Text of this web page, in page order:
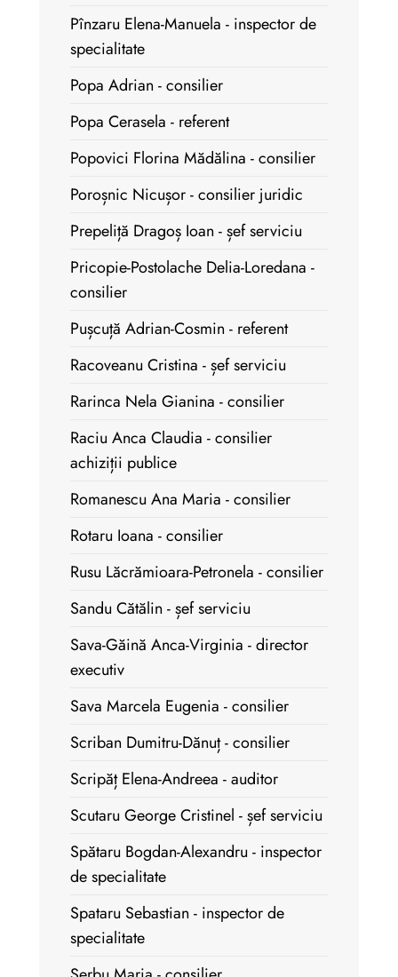
Pînzaru Elena-Manuela - inspector de
specialitate
Popa Adrian - consilier
Popa Cerasela - referent
Popovici Florina Mădălina - consilier
Poroșnic Nicușor - consilier juridic
Prepeliță Dragoș Ioan - șef serviciu
Pricopie-Postolache Delia-Loredana -
consilier
Pușcuță Adrian-Cosmin - referent
Racoveanu Cristina - șef serviciu
Rarinca Nela Gianina - consilier
Raciu Anca Claudia - consilier
achiziții publice
Romanescu Ana Maria - consilier
Rotaru Ioana - consilier
Rusu Lăcrămioara-Petronela - consilier
Sandu Cătălin - șef serviciu
Sava-Găină Anca-Virginia - director
executiv
Sava Marcela Eugenia - consilier
Scriban Dumitru-Dănuț - consilier
Scripăț Elena-Andreea - auditor
Scutaru George Cristinel - șef serviciu
Spătaru Bogdan-Alexandru - inspector
de specialitate
Spataru Sebastian - inspector de
specialitate